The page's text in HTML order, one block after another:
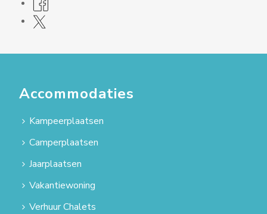
Accommodaties
Kampeerplaatsen
Camperplaatsen
Jaarplaatsen
Vakantiewoning
Verhuur Chalets